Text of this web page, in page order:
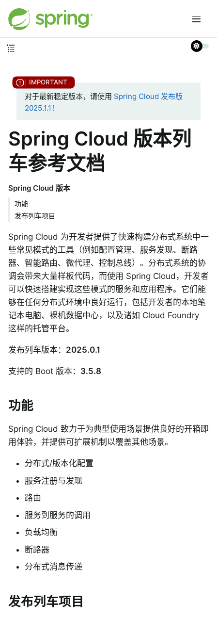
对于最新稳定版本，请使用 Spring Cloud 发布版
2025.1.1 ！
Spring Cloud 版本列
车参考文档
Spring Cloud 版本
功能
发布列车项目
Spring Cloud 为开发者提供了快速构建分布式系统中一
些常见模式的工具（例如配置管理、服务发现、断路
器、智能路由、微代理、控制总线）。分布式系统的协
调会带来大量样板代码，而使用 Spring Cloud，开发者
可以快速搭建实现这些模式的服务和应用程序。它们能
够在任何分布式环境中良好运行，包括开发者的本地笔
记本电脑、裸机数据中心，以及诸如 Cloud Foundry
这样的托管平台。
发布列车版本： 2025.0.1
支持的 Boot 版本： 3.5.8
功能
Spring Cloud 致力于为典型使用场景提供良好的开箱即
用体验，并提供可扩展机制以覆盖其他场景。
分布式/版本化配置
服务注册与发现
路由
服务到服务的调用
负载均衡
断路器
分布式消息传递
发布列车项目